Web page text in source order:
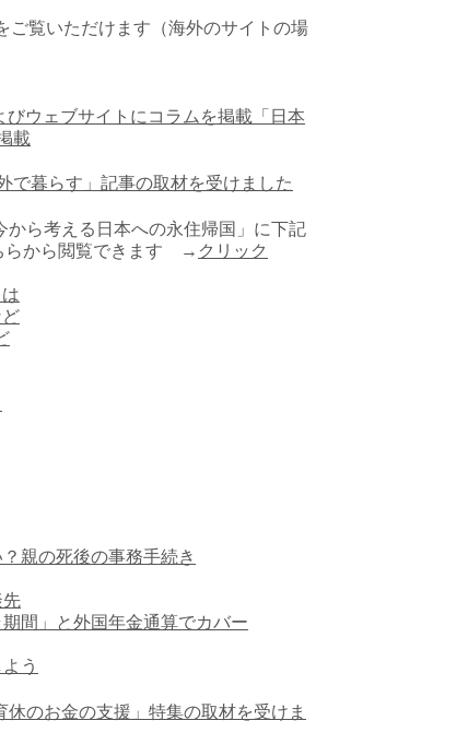
覧いただけます（海外のサイトの場
ウェブサイトにコラムを掲載「 日本
載
で暮らす」記事の取材を受けました
ら考える日本への永住帰国」に下記
らから閲覧できます → クリック
親の死後の事務手続き
先
間」と外国年金通算でカバー
う
のお金の支援」特集の取材を受けま